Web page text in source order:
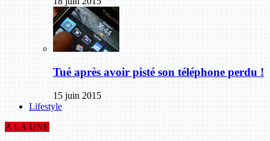
Tué après avoir pisté son téléphone perdu !
15 juin 2015
Lifestyle
A LA UNE